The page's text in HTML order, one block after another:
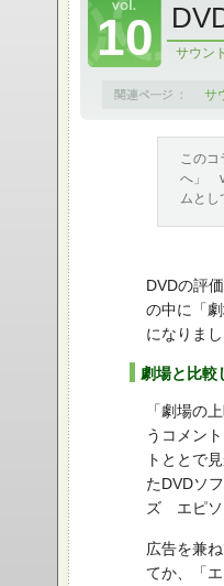
サウン
10
サ
このコ
へ」
ムとし
DVDの評
の中に「
になりま
劇場と比較
「劇場の
うコメン
トととで
たDVDソ
ズ エピソ
広告を兼
てか、「